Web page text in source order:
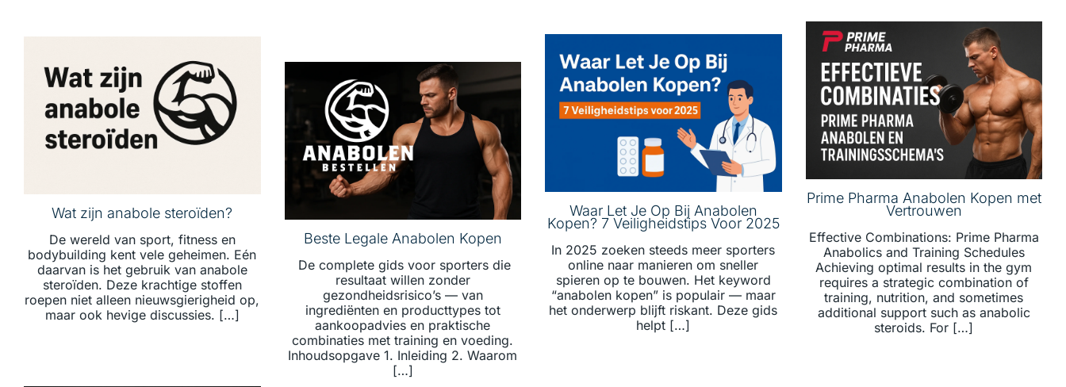
Wat zijn anabole steroïden?
De wereld van sport, fitness en
bodybuilding kent vele geheimen. Eén
daarvan is het gebruik van anabole
steroïden. Deze krachtige stoffen
roepen niet alleen nieuwsgierigheid op,
maar ook hevige discussies. […]
Beste Legale Anabolen Kopen
De complete gids voor sporters die
resultaat willen zonder
gezondheidsrisico’s — van
ingrediënten en producttypes tot
aankoopadvies en praktische
combinaties met training en voeding.
Inhoudsopgave 1. Inleiding 2. Waarom
[…]
Waar Let Je Op Bij Anabolen
Kopen? 7 Veiligheidstips Voor 2025
In 2025 zoeken steeds meer sporters
online naar manieren om sneller
spieren op te bouwen. Het keyword
“anabolen kopen” is populair — maar
het onderwerp blijft riskant. Deze gids
helpt […]
Prime Pharma Anabolen Kopen met
Vertrouwen
Effective Combinations: Prime Pharma
Anabolics and Training Schedules
Achieving optimal results in the gym
requires a strategic combination of
training, nutrition, and sometimes
additional support such as anabolic
steroids. For […]